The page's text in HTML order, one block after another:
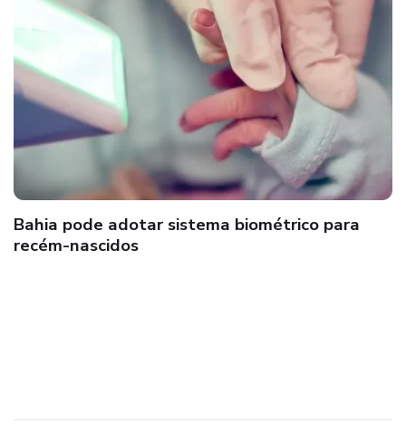
Bahia pode adotar sistema biométrico para
recém-nascidos